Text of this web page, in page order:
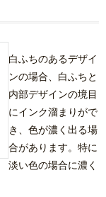
白ふちのあるデザイ
ンの場合、白ふちと
内部デザインの境目
にインク溜まりがで
き、色が濃く出る場
合があります。特に
淡い色の場合に濃く